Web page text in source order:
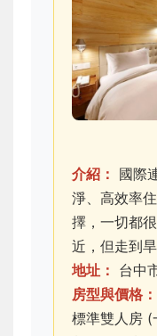
介紹： 國際
淨、高效率
擇，一切都
近，但走到
地址： 台中
房型與價格：
標準雙人房 (